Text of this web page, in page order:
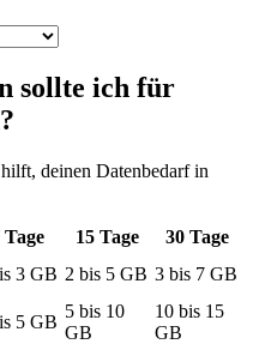
sollte ich für
deinen Datenbedarfin
Tage 15 Tage 30 Tage
3 GB 2 bis 5 GB 3 bis 7 GB
5 GB
5 bis 10
GB
10 bis 15
GB